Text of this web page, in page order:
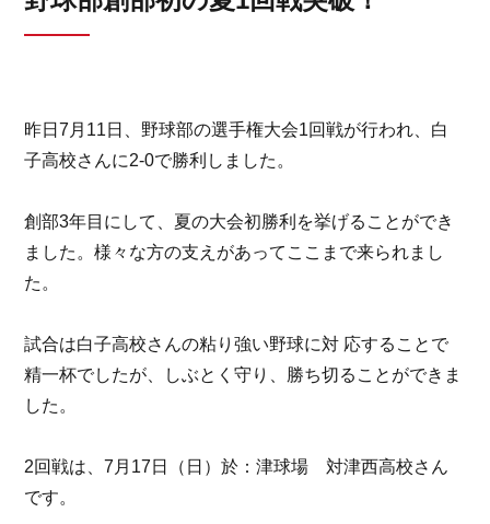
昨日7月11日、野球部の選手権大会1回戦が行われ、白
子高校さんに2-0で勝利しました。
創部3年目にして、夏の大会初勝利を挙げることができ
ました。様々な方の支えがあってここまで来られまし
た。
試合は白子高校さんの粘り強い野球に対 応することで
精一杯でしたが、しぶとく守り、勝ち切ることができま
した。
2回戦は、7月17日（日）於：津球場 対津西高校さん
です。